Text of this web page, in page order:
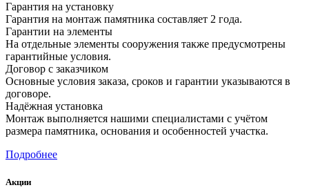
Гарантия на установку
Гарантия на монтаж памятника составляет 2 года.
Гарантии на элементы
На отдельные элементы сооружения также предусмотрены
гарантийные условия.
Договор с заказчиком
Основные условия заказа, сроков и гарантии указываются в
договоре.
Надёжная установка
Монтаж выполняется нашими специалистами с учётом
размера памятника, основания и особенностей участка.
Подробнее
Акции